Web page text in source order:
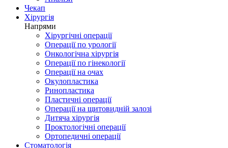
Чекап
Хірургія
Напрями
Хірургічні операції
Операції по урології
Онкологічна хірургія
Операції по гінекології
Операції на очах
Окулопластика
Ринопластика
Пластичні операції
Операції на щитовидній залозі
Дитяча хірургія
Проктологічні операції
Ортопедичні операції
Стоматологія